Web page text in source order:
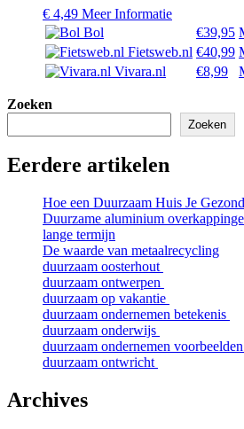
€ 4,49 Meer Informatie
Bol
€39,95
Fietsweb.nl €40,99
Vivara.nl
€8,99
Zoeken
Zoeken
Eerdere artikelen
Hoe een Duurzaam Huis Je
Duurzame aluminium
lange termijn
De waarde van metaalrecycling
duurzaam oosterhout
duurzaam ontwerpen
duurzaam op vakantie
duurzaam ondernemen betekenis
duurzaam onderwijs
duurzaam ondernemen voorbeelden
duurzaam ontwricht
Archives